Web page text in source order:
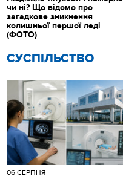
CУСПІЛЬСТВО
06 СЕРПНЯ
чи ні? Що відомо про
загадкове зникнення
колишньої першої леді
(ФОТО)